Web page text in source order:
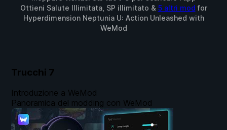
Ottieni Salute Illimitata, SP illimitato & 5 altri mod for
Hyperdimension Neptunia U: Action Unleashed with
WeMod
Trucchi 7
Introduzione a WeMod
Panoramica del modding con WeMod